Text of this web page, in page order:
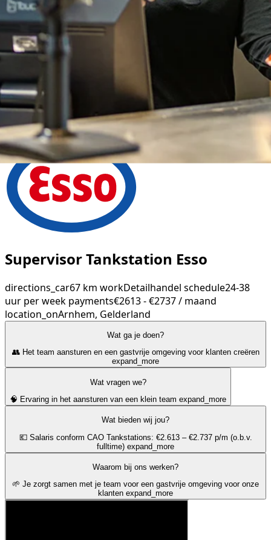
Supervisor Tankstation Esso
directions_car67 km workDetailhandel schedule24-38
uur per week payments€2613 - €2737 / maand
location_onArnhem, Gelderland
Wat ga je doen?
👥 Het team aansturen en een gastvrije omgeving voor klanten creëren
expand_more
Wat vragen we?
🧠 Ervaring in het aansturen van een klein team expand_more
Wat bieden wij jou?
💶 Salaris conform CAO Tankstations: €2.613 – €2.737 p/m (o.b.v.
fulltime) expand_more
Waarom bij ons werken?
🌱 Je zorgt samen met je team voor een gastvrije omgeving voor onze
klanten expand_more